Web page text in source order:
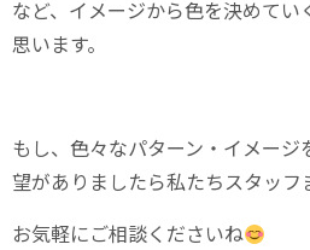
など、イメージから色を決めてい
思います。
もし、色々なパターン・イメー
望がありましたら私たちスタッフ
お気軽にご相談くださいね